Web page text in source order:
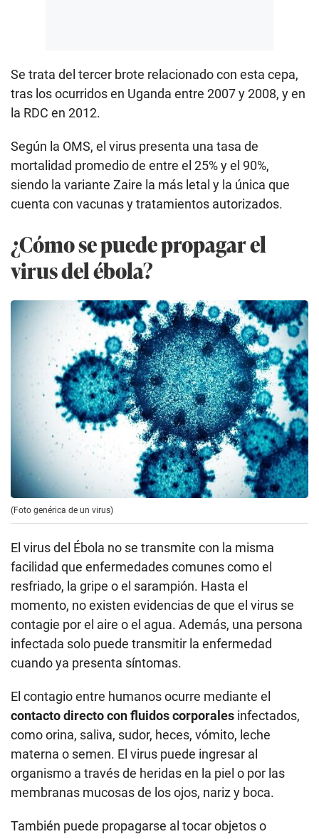
Se trata del tercer brote relacionado con esta cepa,
tras los ocurridos en Uganda entre 2007 y 2008, y en
la RDC en 2012.
Según la OMS, el virus presenta una tasa de
mortalidad promedio de entre el 25% y el 90%,
siendo la variante Zaire la más letal y la única que
cuenta con vacunas y tratamientos autorizados.
¿Cómo se puede propagar el
virus del ébola?
(Foto genérica de un virus)
El virus del Ébola no se transmite con la misma
facilidad que enfermedades comunes como el
resfriado, la gripe o el sarampión. Hasta el
momento, no existen evidencias de que el virus se
contagie por el aire o el agua. Además, una persona
infectada solo puede transmitir la enfermedad
cuando ya presenta síntomas.
El contagio entre humanos ocurre mediante el
contacto directo con fluidos corporales infectados,
como orina, saliva, sudor, heces, vómito, leche
materna o semen. El virus puede ingresar al
organismo a través de heridas en la piel o por las
membranas mucosas de los ojos, nariz y boca.
También puede propagarse al tocar objetos o